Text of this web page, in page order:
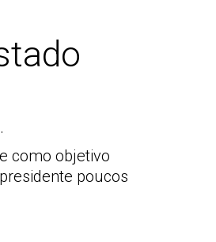
como objetivo
poucos